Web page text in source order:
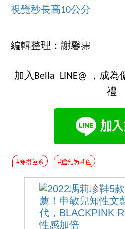
視覺秒長高10公分
編輯整理：謝馨霈
加入Bella LINE@ ，成
禮
#穿搭色系 #重乳奶茶色